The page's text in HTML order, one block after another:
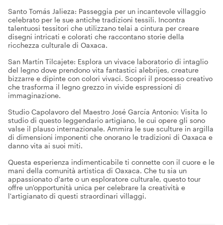
Santo Tomás Jalieza: Passeggia per un incantevole villaggio
celebrato per le sue antiche tradizioni tessili. Incontra
talentuosi tessitori che utilizzano telai a cintura per creare
disegni intricati e colorati che raccontano storie della
ricchezza culturale di Oaxaca.
San Martín Tilcajete: Esplora un vivace laboratorio di intaglio
del legno dove prendono vita fantastici alebrijes, creature
bizzarre e dipinte con colori vivaci. Scopri il processo creativo
che trasforma il legno grezzo in vivide espressioni di
immaginazione.
Studio Capolavoro del Maestro José García Antonio: Visita lo
studio di questo leggendario artigiano, le cui opere gli sono
valse il plauso internazionale. Ammira le sue sculture in argilla
di dimensioni imponenti che onorano le tradizioni di Oaxaca e
danno vita ai suoi miti.
Questa esperienza indimenticabile ti connette con il cuore e le
mani della comunità artistica di Oaxaca. Che tu sia un
appassionato d'arte o un esploratore culturale, questo tour
offre un'opportunità unica per celebrare la creatività e
l'artigianato di questi straordinari villaggi.